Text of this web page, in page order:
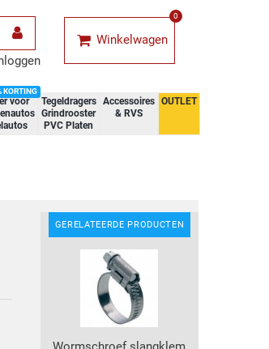
Winkelwagen
0
voor
KORTING
Tegeldragers
Grindrooster
PVC Platen
Accessoires
& RVS
OUTLET
GERELATEERDE PRODUCTEN